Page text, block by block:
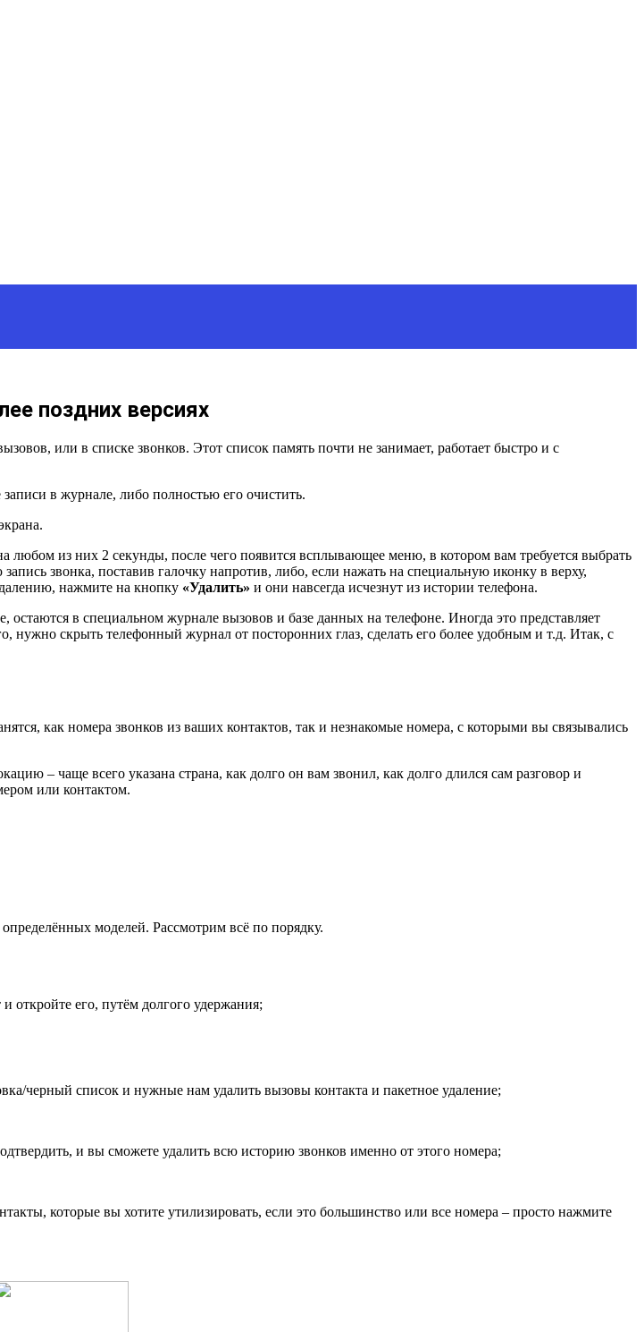
поздних версиях
или в списке звонков. Этот список память почти не занимает, работает быстро и с
в журнале, либо полностью его очистить.
любом из них 2 секунды, после чего появится всплывающее меню, в котором вам требуется выбрать
звонка, поставив галочку напротив, либо, если нажать на специальную иконку в верху,
нажмите на кнопку «Удалить» и они навсегда исчезнут из истории телефона.
в специальном журнале вызовов и базе данных на телефоне. Иногда это представляет
скрыть телефонный журнал от посторонних глаз, сделать его более удобным и т.д. Итак, с
как номера звонков из ваших контактов, так и незнакомые номера, с которыми вы связывались
– чаще всего указана страна, как долго он вам звонил, как долго длился сам разговор и
или контактом.
моделей. Рассмотрим всё по порядку.
откройте его, путём долгого удержания;
черный список и нужные нам удалить вызовы контакта и пакетное удаление;
и вы сможете удалить всю историю звонков именно от этого номера;
которые вы хотите утилизировать, если это большинство или все номера – просто нажмите